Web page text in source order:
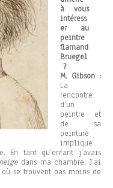
à vous
intéress
er au
peintre
flamand
Bruegel
?
M. Gibson :
La
rencontre
d’un
peintre et
de sa
peinture
implique
En tant qu’enfant j’avais
dans ma chambre. J’ai
se trouvent pas moins de